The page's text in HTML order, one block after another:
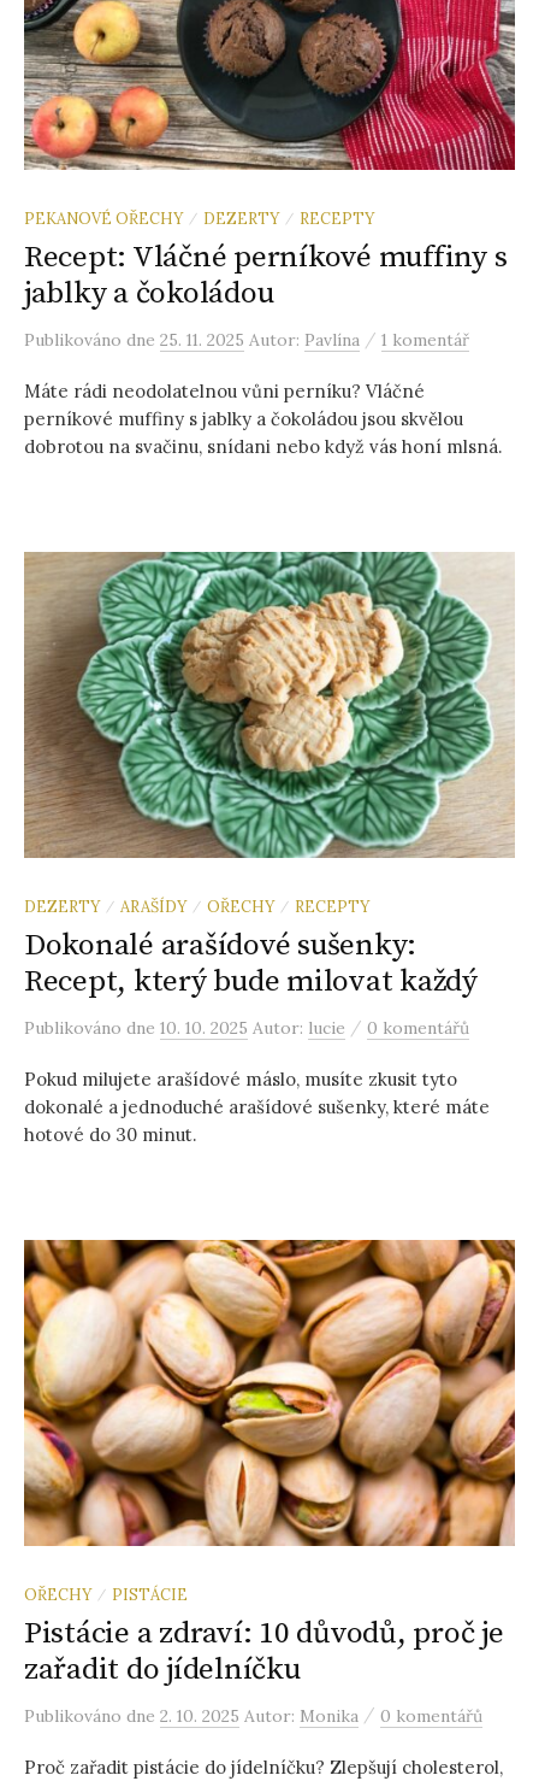
PEKANOVÉ OŘECHY / DEZERTY / RECEPTY
Recept: Vláčné perníkové muffiny s
jablky a čokoládou
Publikováno dne 25. 11. 2025 Autor: Pavlína / 1 komentář
Máte rádi neodolatelnou vůni perníku? Vláčné
perníkové muffiny s jablky a čokoládou jsou skvělou
dobrotou na svačinu, snídani nebo když vás honí mlsná.
DEZERTY / ARAŠÍDY / OŘECHY / RECEPTY
Dokonalé arašídové sušenky:
Recept, který bude milovat každý
Publikováno dne 10. 10. 2025 Autor: lucie / 0 komentářů
Pokud milujete arašídové máslo, musíte zkusit tyto
dokonalé a jednoduché arašídové sušenky, které máte
hotové do 30 minut.
OŘECHY / PISTÁCIE
Pistácie a zdraví: 10 důvodů, proč je
zařadit do jídelníčku
Publikováno dne 2. 10. 2025 Autor: Monika / 0 komentářů
Proč zařadit pistácie do jídelníčku? Zlepšují cholesterol,